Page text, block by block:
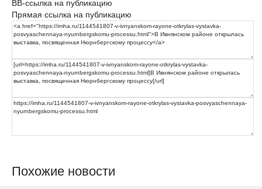
BB-ссылка на публикацию
Прямая ссылка на публикацию
Похожие новости